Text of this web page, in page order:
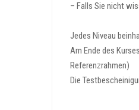
– Falls Sie nicht
Jedes Niveau
Am Ende des
Referenzrahmen)
Die